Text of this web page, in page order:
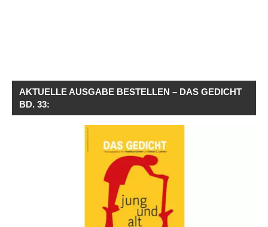
AKTUELLE AUSGABE BESTELLEN – DAS GEDICHT
BD. 33: